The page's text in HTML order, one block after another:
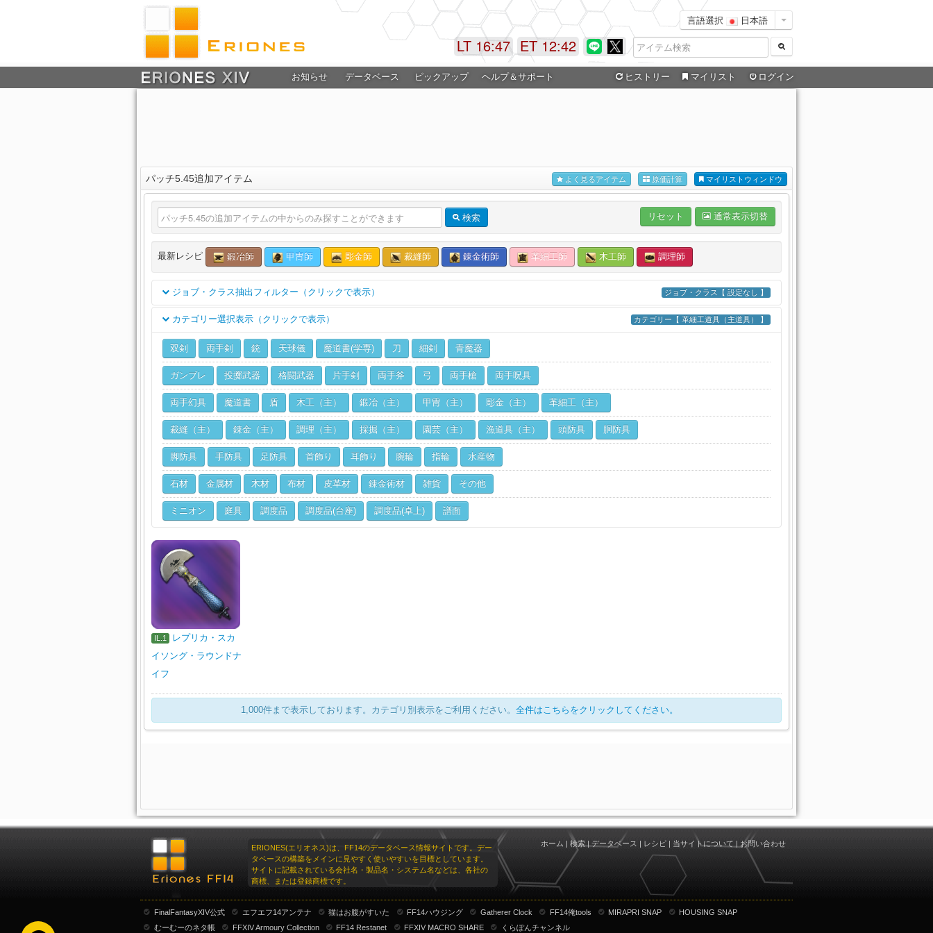
言語選択 日本語
ET 12:42
LT 16:47
お知らせ データベース ピックアップ ヘルプ＆サポート ヒストリー マイリスト ログイン
パッチ5.45追加アイテム マイリストウィンドウ
原価計算
よく見るアイテム
検索 通常表示切替
リセット
最新レシピ 鍛冶師 甲冑師 彫金師 裁縫師 錬金術師 革細工師 木工師 調理師
ジョブ・クラス抽出フィルター（クリックで表示） ジョブ・クラス【 設定なし 】
クラス
ジョブ
カテゴリー選択表示（クリックで表示） カテゴリー【 革細工道具（主道具） 】
双剣 両手剣 銃 天球儀 魔道書(学専) 刀 細剣 青魔器
ガンブレ 投擲武器 格闘武器 片手剣 両手斧 弓 両手槍 両手呪具
両手幻具 魔道書 盾 木工（主） 鍛冶（主） 甲冑（主） 彫金（主） 革細工（主）
裁縫（主） 錬金（主） 調理（主） 採掘（主） 園芸（主） 漁道具（主） 頭防具 胴防具
脚防具 手防具 足防具 首飾り 耳飾り 腕輪 指輪 水産物
石材 金属材 木材 布材 皮革材 錬金術材 雑貨 その他
ミニオン 庭具 調度品 調度品(台座) 調度品(卓上) 譜面
IL.1
レプリカ・スカ
イソング・ラウンドナ
イフ
1,000件まで表示しております。カテゴリ別表示をご利用ください。 全件はこちらをクリックしてください。
ERIONES(エリオネス)は、FF14のデータベース情報サイトです。デー
タベースの構築をメインに見やすく使いやすいを目標としています。
サイトに記載されている会社名・製品名・システム名などは、各社の
商標、または登録商標です。
ホーム | 検索| データベース | レシピ | 当サイトについて | お問い合わせ
FinalFantasyXIV公式 エフエフ14アンテナ 猫はお腹がすいた FF14ハウジング Gatherer Clock FF14俺tools MIRAPRI SNAP
HOUSING SNAP
むーむーのネタ帳
FFXIV Armoury Collection FF14 Restanet FFXIV MACRO SHARE くらぽんチャンネル